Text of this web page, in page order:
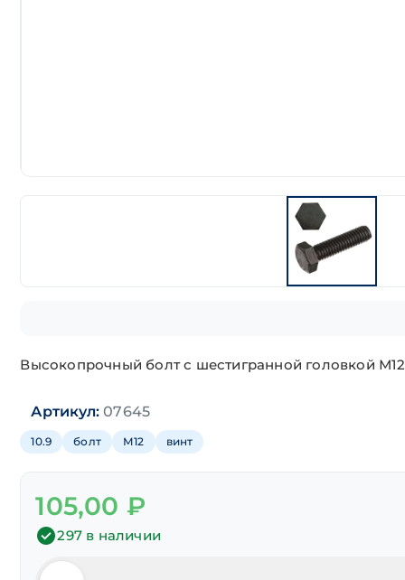
Высокопрочный болт с шестигранной головкой
Артикул: 07645
10.9 болт М12 винт
105,00 ₽
297 в наличии